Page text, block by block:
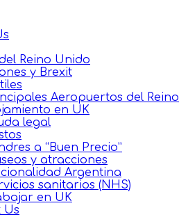
Reino Unido
y Brexit
Aeropuertos del Reino
en UK
legal
a “Buen Precio”
y atracciones
Argentina
sanitarios (NHS)
en UK
Us